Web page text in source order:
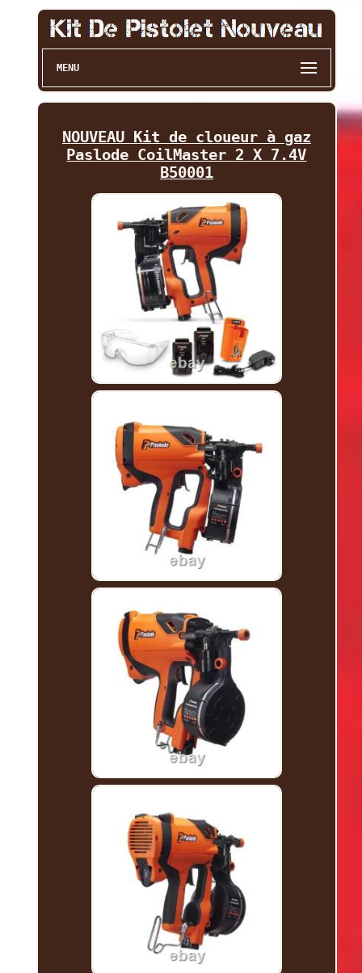
MENU
NOUVEAU Kit de cloueur à gaz
Paslode CoilMaster 2 X 7.4V
B50001